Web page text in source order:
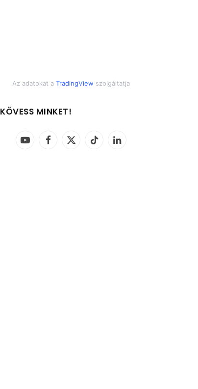
Az adatokat a TradingView szolgáltatja
KÖVESS MINKET!
YouTubeFacebook
X
TikTok LinkedIn